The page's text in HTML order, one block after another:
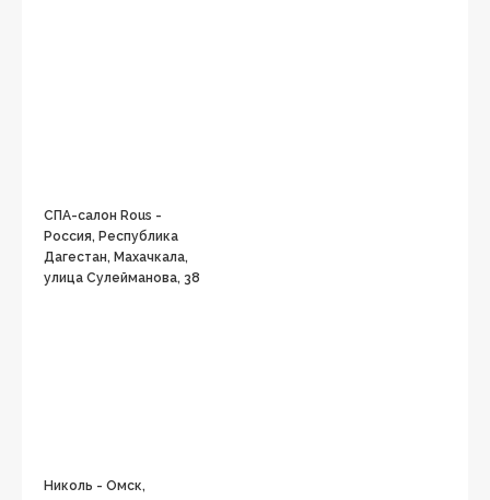
СПА-салон Rous -
Россия, Республика
Дагестан, Махачкала,
улица Сулейманова, 38
Николь - Омск,